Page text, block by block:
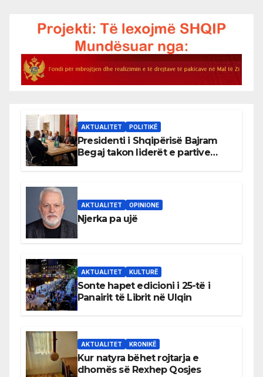
AKTUALITET POLITIKË
Presidenti i Shqipërisë Bajram
Begaj takon liderët e partive
AKTUALITET OPINIONE
Njerka pa ujë
AKTUALITET KULTURË
Sonte hapet edicioni i 25-të i
Panairit të Librit në Ulqin
AKTUALITET KRONIKË
Kur natyra bëhet rojtarja e
dhomës së Rexhep Qosjes